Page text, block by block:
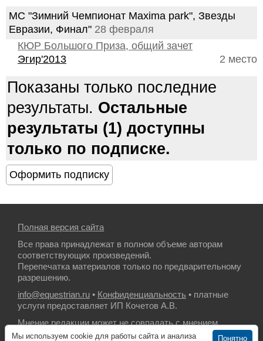
МС "Зимний Чемпионат Маxima park", Звезды
Евразии, Финал" 28 февраля
КЮР Большого Приза, общий зачет
2 место
Эгир'2013
Показаны только последние
результаты. Остальные
результаты (1) доступны
только по подписке.
Полная версия сайта
Все права принадлежат в полном объеме авторам
соответствующих произведений.
Перепечатка материалов только по предварительному
разрешению.
info@equestrian.ru • Конфиденциальность • платные
услуги предоставляет ИП Кочетов А.В.
Мнение редакции может не совпадать с мнением
авторов.
Понятно
Мы используем cookie для работы сайта и анализа